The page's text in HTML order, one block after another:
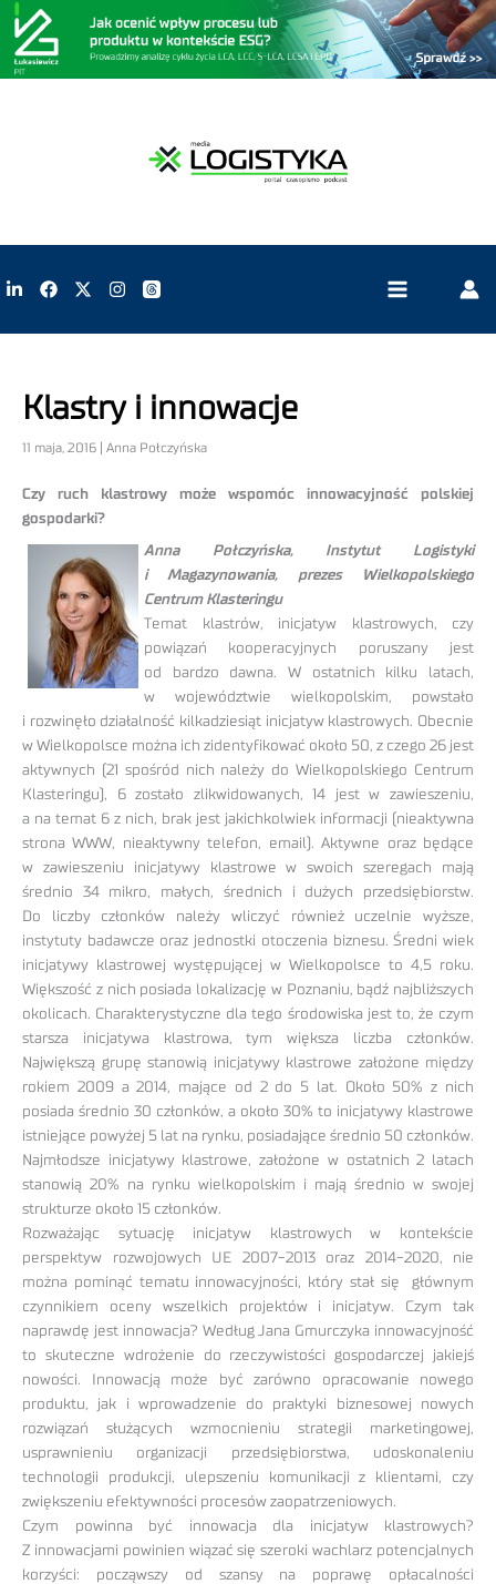
Klastry i innowacje
11 maja, 2016 | Anna Połczyńska
Czy ruch klastrowy może wspomóc innowacyjność polskiej
gospodarki?
Anna Połczyńska, Instytut Logistyki
i Magazynowania, prezes
Wielkopolskiego
Centrum Klasteringu
Temat klastrów, inicjatyw klastrowych, czy
powiązań kooperacyjnych poruszany jest
od bardzo dawna. W ostatnich kilku latach,
w województwie wielkopolskim, powstało
i rozwinęło działalność kilkadziesiąt inicjatyw klastrowych. Obecnie
w Wielkopolsce można ich zidentyfikować około 50, z czego 26 jest
aktywnych (21 spośród nich należy do Wielkopolskiego Centrum
Klasteringu), 6 zostało zlikwidowanych, 14 jest w zawieszeniu,
a na temat 6 z nich, brak jest jakichkolwiek informacji (nieaktywna
strona WWW, nieaktywny telefon, email). Aktywne oraz będące
w zawieszeniu inicjatywy klastrowe w swoich szeregach mają
średnio 34 mikro, małych, średnich i dużych przedsiębiorstw.
Do liczby członków należy wliczyć również uczelnie wyższe,
instytuty badawcze oraz jednostki otoczenia biznesu. Średni wiek
inicjatywy klastrowej występującej w Wielkopolsce to 4,5 roku.
Większość z nich posiada lokalizację w Poznaniu, bądź najbliższych
okolicach. Charakterystyczne dla tego środowiska jest to, że czym
starsza inicjatywa klastrowa, tym większa liczba członków.
Największą grupę stanowią inicjatywy klastrowe założone między
rokiem 2009 a 2014, mające od 2 do 5 lat. Około 50% z nich
posiada średnio 30 członków, a około 30% to inicjatywy klastrowe
istniejące powyżej 5 lat na rynku, posiadające średnio 50 członków.
Najmłodsze inicjatywy klastrowe, założone w ostatnich 2 latach
stanowią 20% na rynku wielkopolskim i mają średnio w swojej
strukturze około 15 członków.
Rozważając sytuację inicjatyw klastrowych w kontekście
perspektyw rozwojowych UE 2007-2013 oraz 2014-2020, nie
można pominąć tematu innowacyjności, który stał się głównym
czynnikiem oceny wszelkich projektów i inicjatyw. Czym tak
naprawdę jest innowacja? Według Jana Gmurczyka innowacyjność
to skuteczne wdrożenie do rzeczywistości gospodarczej jakiejś
nowości. Innowacją może być zarówno opracowanie nowego
produktu, jak i wprowadzenie do praktyki biznesowej nowych
rozwiązań służących wzmocnieniu strategii marketingowej,
usprawnieniu organizacji przedsiębiorstwa, udoskonaleniu
technologii produkcji, ulepszeniu komunikacji z klientami, czy
zwiększeniu efektywności procesów zaopatrzeniowych.
Czym powinna być innowacja dla inicjatyw klastrowych?
Z innowacjami powinien wiązać się szeroki wachlarz potencjalnych
korzyści: począwszy od szansy na poprawę opłacalności